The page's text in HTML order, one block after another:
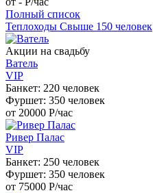
Полный список
Теплоходы Свыше 150 человек
Акции на свадьбу
Ватель
VIP
Банкет: 220 человек
Фуршет: 350 человек
от 20000 Р/час
Ривер Палас
VIP
Банкет: 250 человек
Фуршет: 350 человек
от 75000 Р/час